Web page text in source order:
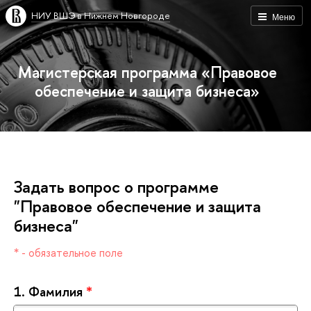
Меню
НИУ ВШЭ в Нижнем Новгороде
Магистерская программа «Правовое
обеспечение и защита бизнеса»
Задать вопрос о программе
"Правовое обеспечение и защита
изнеса"
* - обязательное поле
1. Фамилия *